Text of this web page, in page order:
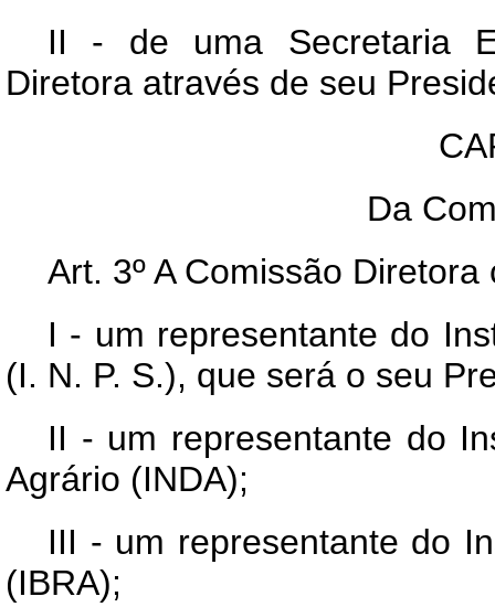
II - de uma Secretaria
Diretora através de seu
Da
Art. 3º A Comissão
I - um representante do
(I. N. P. S.), que será o seu
II - um representante do
Agrário (INDA);
III - um representante do
(IBRA);